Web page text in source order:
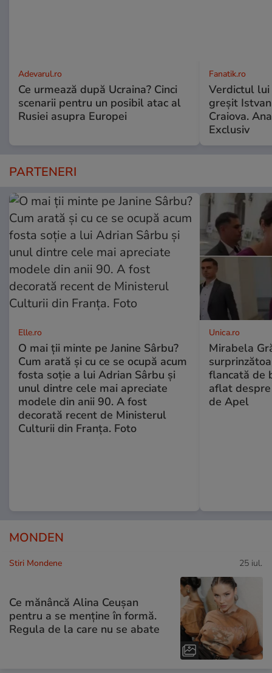
Adevarul.ro
Ce urmează după Ucraina? Cinci
scenarii pentru un posibil atac al
Rusiei asupra Europei
Fanatik.ro
Verdictul lui
greșit
Craiova.
Exclusiv
PARTENERI
Elle.ro
O mai ții minte pe Janine Sârbu?
Cum arată și cu ce se ocupă acum
fosta soție a lui Adrian Sârbu și
unul dintre cele mai apreciate
modele din anii 90. A fost
decorată recent de Ministerul
Culturii din Franța. Foto
Unica.ro
Mirabela
flancată de
aflat
de Apel
MONDEN
Stiri Mondene 25 iul.
Ce mănâncă Alina Ceușan
pentru a se menține în formă.
Regula de la care nu se abate